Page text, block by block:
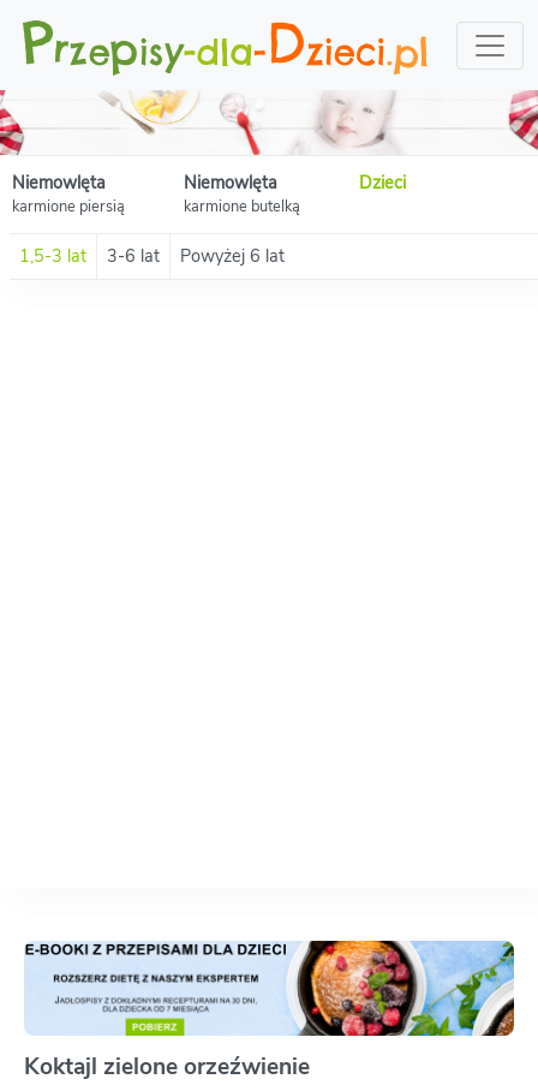
Niemowlęta
karmione piersią
Niemowlęta
karmione butelką
Dzieci
1,5-3 lat 3-6 lat Powyżej 6 lat
Koktajl zielone orzeźwienie